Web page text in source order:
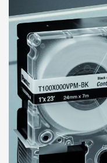
Ende
der
Bildergalerie